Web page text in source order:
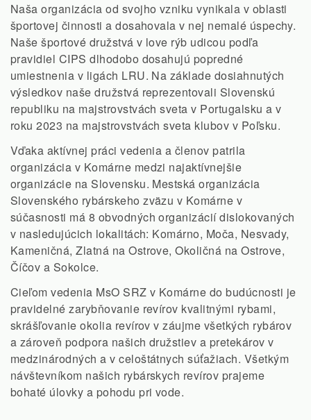
Naša organizácia od svojho vzniku vynikala v oblasti
športovej činnosti a dosahovala v nej nemalé úspechy.
Naše športové družstvá v love rýb udicou podľa
pravidiel CIPS dlhodobo dosahujú popredné
umiestnenia v ligách LRU. Na základe dosiahnutých
výsledkov naše družstvá reprezentovali Slovenskú
republiku na majstrovstvách sveta v Portugalsku a v
roku 2023 na majstrovstvách sveta klubov v Poľsku.
Vďaka aktívnej práci vedenia a členov patrila
organizácia v Komárne medzi najaktívnejšie
organizácie na Slovensku. Mestská organizácia
Slovenského rybárskeho zväzu v Komárne v
súčasnosti má 8 obvodných organizácií dislokovaných
v nasledujúcich lokalitách: Komárno, Moča, Nesvady,
Kameničná, Zlatná na Ostrove, Okoličná na Ostrove,
Číčov a Sokolce.
Cieľom vedenia MsO SRZ v Komárne do budúcnosti je
pravidelné zarybňovanie revírov kvalitnými rybami,
skrášľovanie okolia revírov v záujme všetkých rybárov
a zároveň podpora našich družstiev a pretekárov v
medzinárodných a v celoštátnych súťažiach. Všetkým
návštevníkom našich rybárskych revírov prajeme
bohaté úlovky a pohodu pri vode.